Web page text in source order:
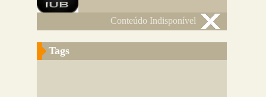
Conteúdo Indisponível
Tags